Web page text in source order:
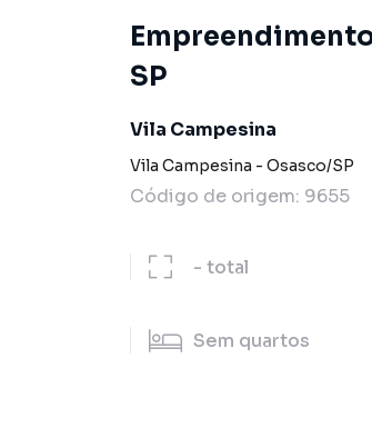
Empreendimento
SP
Vila Campesina
Vila Campesina - Osasco/SP
Código de origem: 9655
- total
Sem quartos